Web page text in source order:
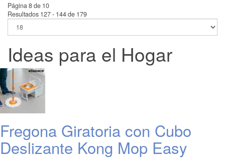
Página 8 de 10
Resultados 127 - 144 de 179
Ideas para el Hogar
Fregona Giratoria con Cubo
Deslizante Kong Mop Easy